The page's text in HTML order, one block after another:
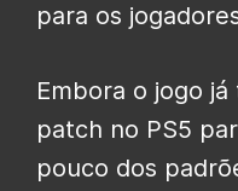
para os
Embora o jogo
patch no PS5
pouco dos